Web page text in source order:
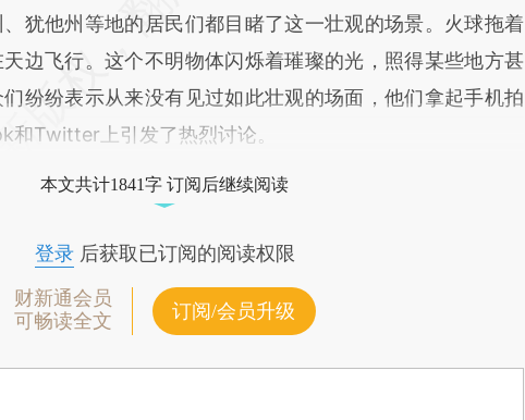
犹他州等地的居民们都目睹了这一壮观的场景。火球拖着
边飞行。这个不明物体闪烁着璀璨的光，照得某些地方甚
纷纷表示从来没有见过如此壮观的场面，他们拿起手机拍
和Twitter上引发了热烈讨论。
本文共计1841字 订阅后继续阅读
登录后获取已订阅的阅读权限
财新通会员
可畅读全文
订阅/会员升级